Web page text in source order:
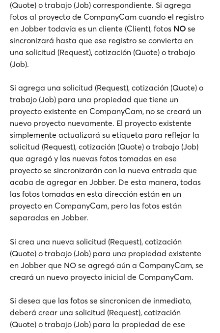
(Quote) o trabajo (Job) correspondiente. Si agrega
fotos al proyecto de CompanyCam cuando el registro
en Jobber todavía es un cliente (Client), fotos NO se
sincronizará hasta que ese registro se convierta en
una solicitud (Request), cotización (Quote) o trabajo
(Job).
Si agrega una solicitud (Request), cotización (Quote) o
trabajo (Job) para una propiedad que tiene un
proyecto existente en CompanyCam, no se creará un
nuevo proyecto nuevamente. El proyecto existente
simplemente actualizará su etiqueta para reflejar la
solicitud (Request), cotización (Quote) o trabajo (Job)
que agregó y las nuevas fotos tomadas en ese
proyecto se sincronizarán con la nueva entrada que
acaba de agregar en Jobber. De esta manera, todas
las fotos tomadas en esta dirección están en un
proyecto en CompanyCam, pero las fotos están
separadas en Jobber.
Si crea una nueva solicitud (Request), cotización
(Quote) o trabajo (Job) para una propiedad existente
en Jobber que NO se agregó aún a CompanyCam, se
creará un nuevo proyecto inicial de CompanyCam.
Si desea que las fotos se sincronicen de inmediato,
deberá crear una solicitud (Request), cotización
(Quote) o trabajo (Job) para la propiedad de ese